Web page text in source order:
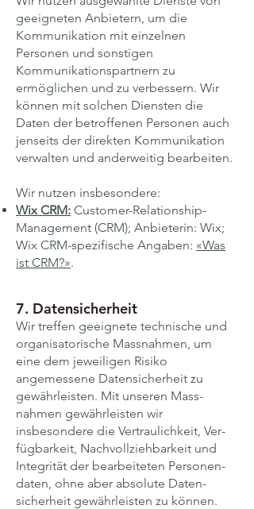
geeigneten Anbietern, um die
Kommuni­kation mit einzelnen
Personen und sonstigen
Kommunikations­partnern zu
ermöglichen und zu verbessern. Wir
können mit solchen Diensten die
Daten der betroffenen Personen auch
jenseits der direkten Kommuni­kation
verwalten und anderweitig bearbeiten.
Wir nutzen insbesondere:
Wix CRM: Customer-Relationship-
Management (CRM); Anbieterin: Wix;
Wix CRM-spezifische Angaben: «Was
ist CRM?».
7. Daten­sicherheit
Wir treffen geeignete technische und
organisatorische Mass­nahmen, um
eine dem jeweiligen Risiko
angemessene Daten­sicherheit zu
gewähr­leisten. Mit unseren Mass­
nahmen gewähr­leisten wir
insbesondere die Ver­traulichkeit, Ver­
fügbarkeit, Nach­vollzieh­barkeit und
Integrität der bearbeiteten Personen­
daten, ohne aber absolute Daten­
sicherheit gewährleisten zu können.